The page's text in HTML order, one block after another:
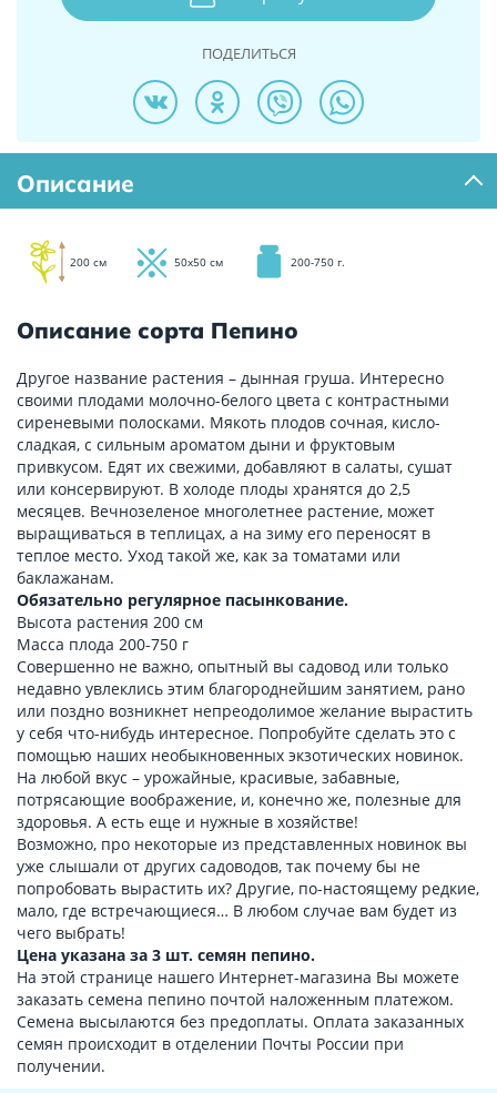
ПОДЕЛИТЬСЯ
Описание
200 см 50х50 см 200-750 г.
Описание сорта Пепино
Другое название растения – дынная груша. Интересно
своими плодами молочно-белого цвета с контрастными
сиреневыми полосками. Мякоть плодов сочная, кисло-
сладкая, с сильным ароматом дыни и фруктовым
привкусом. Едят их свежими, добавляют в салаты, сушат
или консервируют. В холоде плоды хранятся до 2,5
месяцев. Вечнозеленое многолетнее растение, может
выращиваться в теплицах, а на зиму его переносят в
теплое место. Уход такой же, как за томатами или
баклажанам.
Обязательно регулярное пасынкование.
Высота растения 200 см
Масса плода 200-750 г
Совершенно не важно, опытный вы садовод или только
недавно увлеклись этим благороднейшим занятием, рано
или поздно возникнет непреодолимое желание вырастить
у себя что-нибудь интересное. Попробуйте сделать это с
помощью наших необыкновенных экзотических новинок.
На любой вкус – урожайные, красивые, забавные,
потрясающие воображение, и, конечно же, полезные для
здоровья. А есть еще и нужные в хозяйстве!
Возможно, про некоторые из представленных новинок вы
уже слышали от других садоводов, так почему бы не
попробовать вырастить их? Другие, по-настоящему редкие,
мало, где встречающиеся… В любом случае вам будет из
чего выбрать!
Цена указана за 3 шт. семян пепино.
На этой странице нашего Интернет-магазина Вы можете
заказать семена пепино почтой наложенным платежом.
Семена высылаются без предоплаты. Оплата заказанных
семян происходит в отделении Почты России при
получении.